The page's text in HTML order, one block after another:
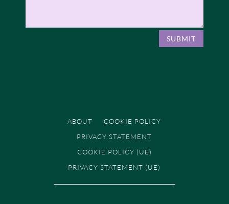
SUBMIT
ABOUT
COOKIE POLICY
PRIVACY STATEMENT
COOKIE POLICY (UE)
PRIVACY STATEMENT (UE)